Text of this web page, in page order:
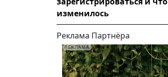
изменилось
Реклама Партнёра